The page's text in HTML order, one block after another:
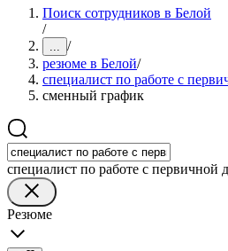
Поиск сотрудников в Белой
/
... /
резюме в Белой/
специалист по работе с
сменный график
специалист по работе с первичной
Резюме